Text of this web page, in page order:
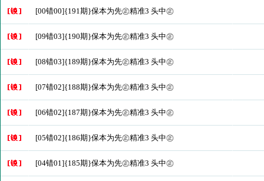
[00错00]{191期}保本为先㊣精准3 头中㊣
[09错03]{190期}保本为先㊣精准3 头中㊣
[08错03]{189期}保本为先㊣精准3 头中㊣
[07错02]{188期}保本为先㊣精准3 头中㊣
[06错02]{187期}保本为先㊣精准3 头中㊣
[05错02]{186期}保本为先㊣精准3 头中㊣
[04错01]{185期}保本为先㊣精准3 头中㊣